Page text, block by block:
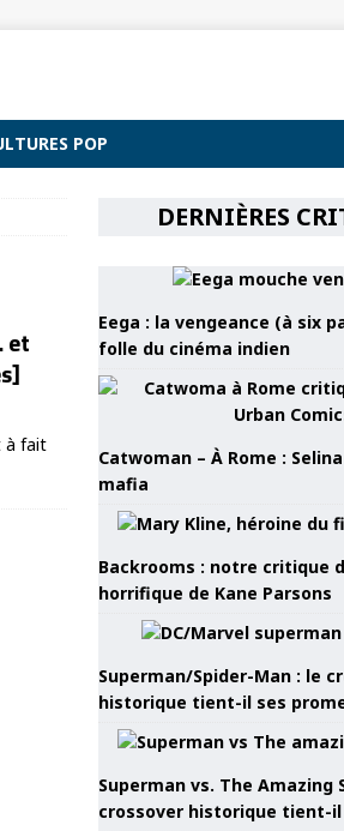
POP
et
à fait
DERNIÈRES
Eega : la vengeance (à six
folle du cinéma indien
Catwoman – À Rome :
mafia
Backrooms : notre critique
horrifique de Kane Parsons
Superman/Spider-Man : le
historique tient-il ses
Superman vs. The Amazing
crossover historique tient-il